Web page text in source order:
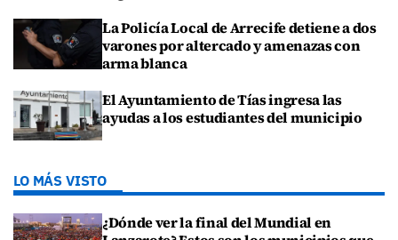
La Policía Local de Arrecife detiene a dos
varones por altercado y amenazas con
arma blanca
El Ayuntamiento de Tías ingresa las
ayudas a los estudiantes del municipio
LO MÁS VISTO
¿Dónde ver la final del Mundial en